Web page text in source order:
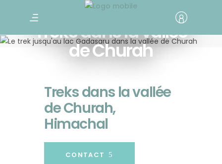
Treks dans la vallée
de Churah
Treks dans la vallée
de Churah,
Himachal
CONTACT